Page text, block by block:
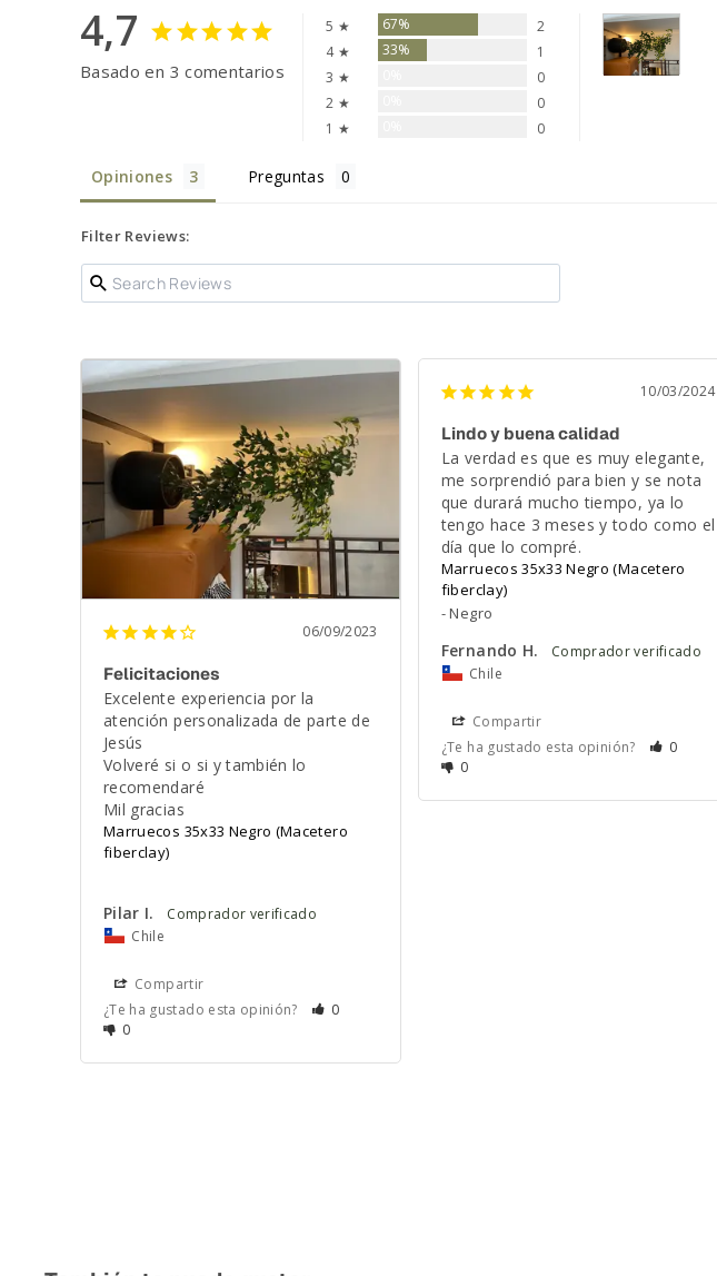
4,7
Basado en 3 comentarios
5 ★ 67%
2
4 ★
33%
1
3 ★
0
2 ★
0
1 ★
0
Opiniones Preguntas
Filter Reviews:
06/09/2023
Felicitaciones
Excelente experiencia por la
atención personalizada de parte de
Jesús
Volveré si o si y también lo
recomendaré
Mil gracias
Marruecos 35x33 Negro (Macetero
fiberclay)
Pilar I.
Chile
Compartir
¿Te ha gustado esta opinión?
0
0
10/03/2024
Lindo y buena calidad
La verdad es que es muy elegante,
me sorprendió para bien y se nota
que durará mucho tiempo, ya lo
tengo hace 3 meses y todo como el
día que lo compré.
Marruecos 35x33 Negro (Macetero
fiberclay)
Negro
Fernando H.
Chile
Compartir
¿Te ha gustado esta opinión?
0
0